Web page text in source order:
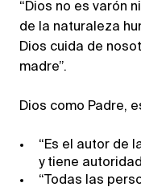
“Dios no es varón
de la naturaleza
Dios cuida de
madre”.
Dios como Padre,
“Es el autor de
y tiene
“Todas las